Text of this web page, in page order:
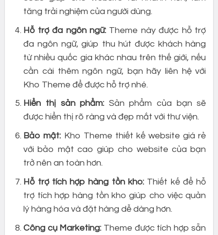
tăng trải nghiệm của người dùng.
Hỗ trợ đa ngôn ngữ: Theme này được hỗ trợ
đa ngôn ngữ, giúp thu hút được khách hàng
từ nhiều quốc gia khác nhau trên thế giới, nếu
cần cài thêm ngôn ngữ, bạn hãy liên hệ với
Kho Theme để được hỗ trợ nhé.
Hiển thị sản phẩm: Sản phẩm của bạn sẽ
được hiển thị rõ ràng và đẹp mắt với thư viện.
Bảo mật: Kho Theme thiết kế website giá rẻ
với bảo mật cao giúp cho website của bạn
trở nên an toàn hơn.
Hỗ trợ tích hợp hàng tồn kho: Thiết kế để hỗ
trợ tích hợp hàng tồn kho giúp cho việc quản
lý hàng hóa và đặt hàng dễ dàng hơn.
Công cụ Marketing: Theme được tích hợp sẵn